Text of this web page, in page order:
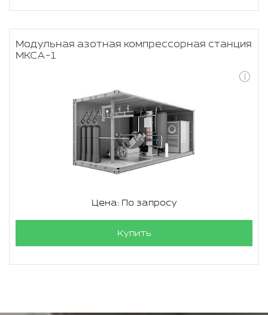
Модульная азотная компрессорная станция
МКСА-1
Цена: По запросу
Купить